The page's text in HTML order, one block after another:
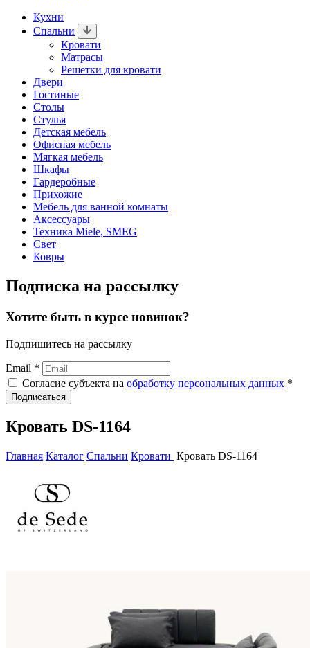
Кухни
Спальни
Кровати
Матрасы
Решетки для кровати
Двери
Гостиные
Столы
Стулья
Детская мебель
Офисная мебель
Мягкая мебель
Шкафы
Гардеробные
Прихожие
Мебель для ванной комнаты
Аксессуары
Техника Miele, SMEG
Свет
Ковры
Подписка на рассылку
Хотите быть в курсе новинок?
Подпишитесь на рассылку
Email *
Согласие субъекта на обработку персональных данных *
Подписаться
Кровать DS-1164
Главная Каталог Спальни Кровати Кровать DS-1164